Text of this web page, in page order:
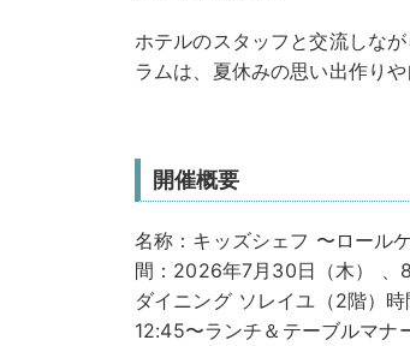
ホテルのスタッフと交流しな
ラムは、夏休みの思い出作り
開催概要
名称：キッズシェフ 〜ロール
間：2026年7月30日（木） 、
ダイニング ソレイユ（2階）
12:45〜ランチ＆テーブルマナ